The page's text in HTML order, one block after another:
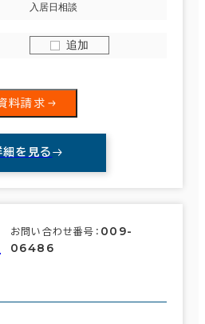
入居日相談
追加
料請求
細を見る
お問い合わせ番号： 009-
06486